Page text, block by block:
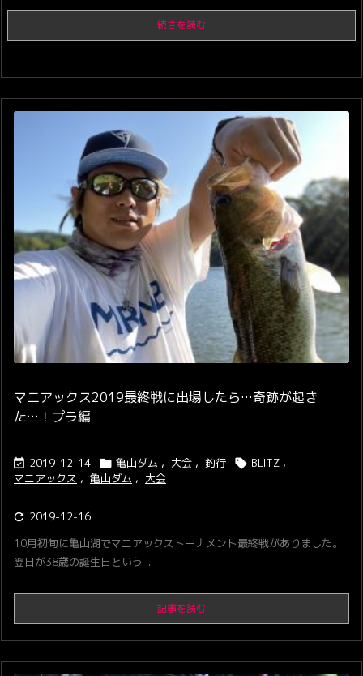
続きを読む
マニアックス2019最終戦に出場したら…奇跡が起き
た…！プラ編
 2019-12-14  亀山ダム , 大会 , 釣行  BLITZ ,
マニアックス , 亀山ダム , 大会
 2019-12-16
10月初旬に亀山湖でマニアックストーナメント最終戦がありました。
翌日が38歳の誕生日という ...
記事を読む